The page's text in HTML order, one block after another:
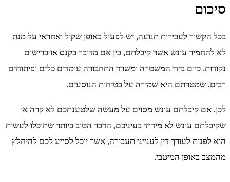
סיכום
בכל הקשור לעבירות תנועה, יש לפעול באופן שקול ואחראי על מנת
לא להחמיר עונש אשר קיבלתם, בין אם מדובר בקנס או ברישום
נקודות. כיום בידי המשטרה ומשרד התחבורה עומדים כלים ופיתוחים
רבים, שמטרתם היא שמירה על בטיחות הנוסעים.
לכן, אם קיבלתם עונש מסוים על מעשה שלטענתכם לא קרה או
שקיבלתם עונש לא מידתי בעיניכם, הדבר הטוב ביותר שתוכלו לעשות
הוא לפנות לעורך דין לענייני תעבורה, אשר יוכל לסייע לכם להיחלץ
מהמצב באופן המיטבי.